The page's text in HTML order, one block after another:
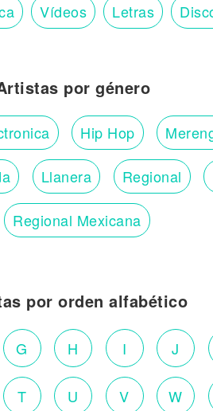
Vídeos Letras
por género
Hip Hop
Llanera Regional
Regional Mexicana
por orden alfabético
G H I J
T U V W